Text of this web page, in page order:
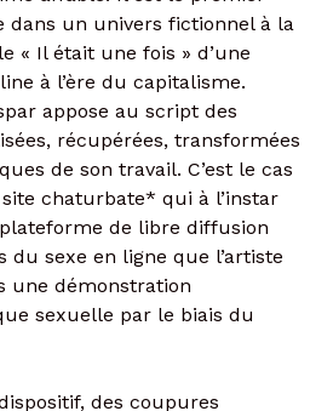
dans un univers fictionnel à la
« Il était une fois » d’une
à l’ère du capitalisme.
appose au script des
récupérées, transformées
de son travail. C’est le cas
chaturbate* qui à l’instar
de libre diffusion
sexe en ligne que l’artiste
une démonstration
sexuelle par le biais du
des coupures